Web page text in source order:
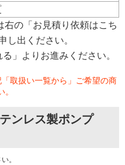
右の「お見積り依頼はこち
し出ください。
」よりお進みください。
取扱い一覧から」ご希望の商
ンレス製ポンプ
。